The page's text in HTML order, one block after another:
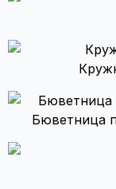
Бюветница